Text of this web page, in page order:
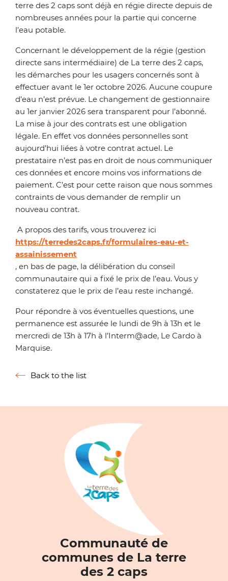
terre des 2 caps sont déjà en régie directe depuis de
nombreuses années pour la partie qui concerne
l’eau potable.
Concernant le développement de la régie (gestion
directe sans intermédiaire) de La terre des 2 caps,
les démarches pour les usagers concernés sont à
effectuer avant le 1er octobre 2026. Aucune coupure
d’eau n’est prévue. Le changement de gestionnaire
au 1er janvier 2026 sera transparent pour l’abonné.
La mise à jour des contrats est une obligation
légale. En effet vos données personnelles sont
aujourd’hui liées à votre contrat actuel. Le
prestataire n’est pas en droit de nous communiquer
ces données et encore moins vos informations de
paiement. C’est pour cette raison que nous sommes
contraints de vous demander de remplir un
nouveau contrat.
A propos des tarifs, vous trouverez ici
https://terredes2caps.fr/formulaires-eau-et-
assainissement
, en bas de page, la délibération du conseil
communautaire qui a fixé le prix de l’eau. Vous y
constaterez que le prix de l’eau reste inchangé.
Pour répondre à vos éventuelles questions, une
permanence est assurée le lundi de 9h à 13h et le
mercredi de 13h à 17h à l’Interm@ade, Le Cardo à
Marquise.
Retour à la liste
Back to the list
Communauté de
communes de La terre
des 2 caps